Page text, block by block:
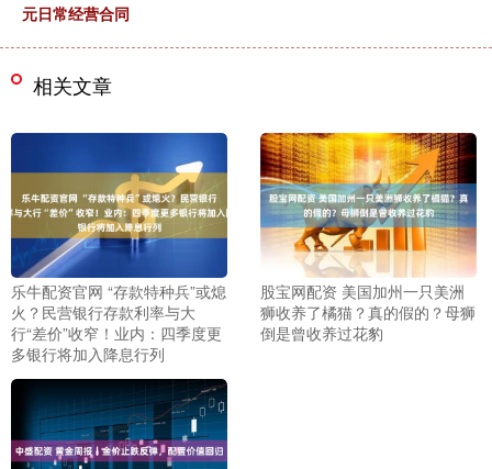
元日常经营合同
相关文章
乐牛配资官网 “存款特种兵”或熄
火？民营银行存款利率与大
行“差价”收窄！业内：四季度更
多银行将加入降息行列
股宝网配资 美国加州一只美洲
狮收养了橘猫？真的假的？母狮
倒是曾收养过花豹